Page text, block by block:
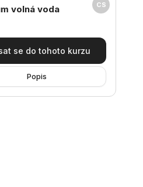
CS
volná voda
se do tohoto kurzu
Popis